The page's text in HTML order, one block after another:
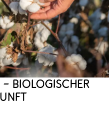
biologischer